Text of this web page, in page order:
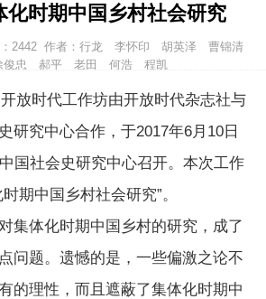
化时期中国乡村社会研究
2442 作者：行龙 李怀印 胡英泽 曹锦清
俊忠 郝平 老田 何浩 程凯
放时代工作坊由开放时代杂志社与
研究中心合作，于2017年6月 10 日
国社会史研究中心召开。本次工作
期中国乡村社会研究”。
体化时期中国乡村的研究，成了
问题。遗憾的是，一些偏激之论不
的理性，而且遮蔽了集体化时期中